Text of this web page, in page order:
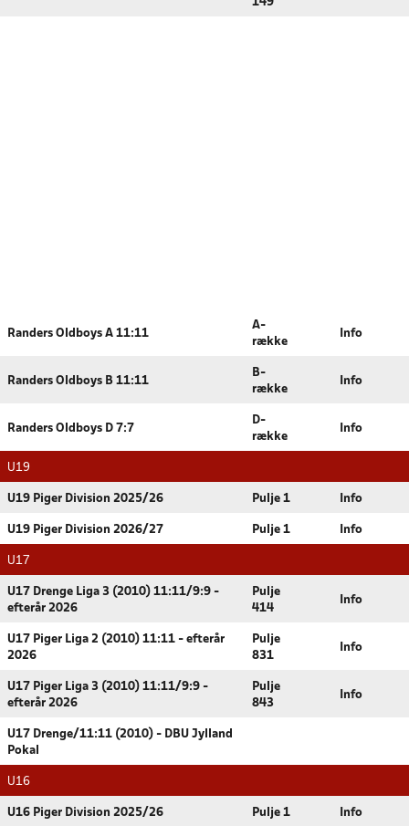
Randers Oldboys A 11:11
A-
række
Info
Randers Oldboys B 11:11
B-
række
Info
Randers Oldboys D 7:7
D-
række
Info
U19
U19 Piger Division 2025/26 Pulje 1 Info
U19 Piger Division 2026/27 Pulje 1 Info
U17
U17 Drenge Liga 3 (2010) 11:11/9:9 -
efterår 2026
Pulje
414
Info
U17 Piger Liga 2 (2010) 11:11 - efterår
2026
Pulje
831
Info
U17 Piger Liga 3 (2010) 11:11/9:9 -
efterår 2026
Pulje
843
Info
U17 Drenge/11:11 (2010) - DBU Jylland
Pokal
U16
U16 Piger Division 2025/26 Pulje 1 Info